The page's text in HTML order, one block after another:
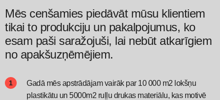
Mēs cenšamies piedāvāt mūsu klientiem
tikai to produkciju un pakalpojumus, ko
esam paši saražojuši, lai nebūt atkarīgiem
no apakšuzņēmējiem.
Gadā mēs apstrādājam vairāk par 10 000 m2 lokšņu
plastikātu un 5000m2 ruļļu drukas materiālu, kas motivē